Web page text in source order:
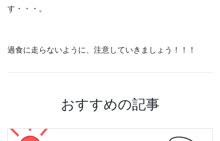
す・・・。
過食に走らないように、注意していきましょう！！！
おすすめの記事